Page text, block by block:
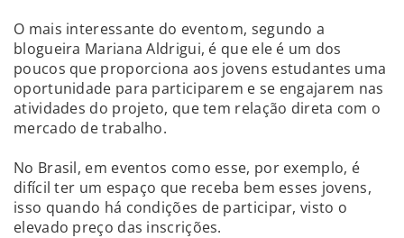
O mais interessante do eventom, segundo a
blogueira Mariana Aldrigui, é que ele é um dos
poucos que proporciona aos jovens estudantes uma
oportunidade para participarem e se engajarem nas
atividades do projeto, que tem relação direta com o
mercado de trabalho.
No Brasil, em eventos como esse, por exemplo, é
difícil ter um espaço que receba bem esses jovens,
isso quando há condições de participar, visto o
elevado preço das inscrições.